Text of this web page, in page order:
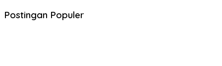
Postingan Populer